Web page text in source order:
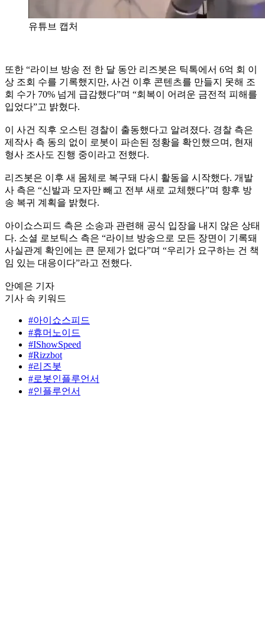
유튜브 캡처
또한 “라이브 방송 전 한 달 동안 리즈봇은 틱톡에서 6억 회 이
상 조회 수를 기록했지만, 사건 이후 콘텐츠를 만들지 못해 조
회 수가 70% 넘게 급감했다”며 “회복이 어려운 금전적 피해를
입었다”고 밝혔다.
이 사건 직후 오스틴 경찰이 출동했다고 알려졌다. 경찰 측은
제작사 측 동의 없이 로봇이 파손된 정황을 확인했으며, 현재
형사 조사도 진행 중이라고 전했다.
리즈봇은 이후 새 몸체로 복구돼 다시 활동을 시작했다. 개발
사 측은 “신발과 모자만 빼고 전부 새로 교체했다”며 향후 방
송 복귀 계획을 밝혔다.
아이쇼스피드 측은 소송과 관련해 공식 입장을 내지 않은 상태
다. 소셜 로보틱스 측은 “라이브 방송으로 모든 장면이 기록돼
사실관계 확인에는 큰 문제가 없다”며 “우리가 요구하는 건 책
임 있는 대응이다”라고 전했다.
안예은 기자
기사 속 키워드
#아이쇼스피드
#휴머노이드
#IShowSpeed
#Rizzbot
#리즈봇
#로봇인플루언서
#인플루언서